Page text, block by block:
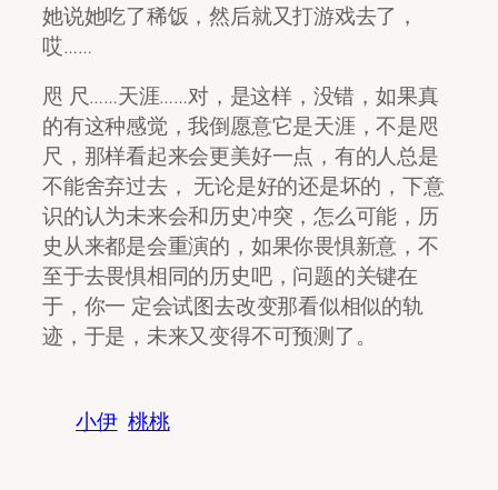
她说她吃了稀饭，然后就又打游戏去了，
哎……
咫 尺……天涯……对，是这样，没错，如果真
的有这种感觉，我倒愿意它是天涯，不是咫
尺，那样看起来会更美好一点，有的人总是
不能舍弃过去， 无论是好的还是坏的，下意
识的认为未来会和历史冲突，怎么可能，历
史从来都是会重演的，如果你畏惧新意，不
至于去畏惧相同的历史吧，问题的关键在
于，你一 定会试图去改变那看似相似的轨
迹，于是，未来又变得不可预测了。
小伊 桃桃